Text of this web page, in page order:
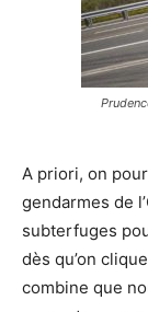
A priori, on
gendarmes de
subterfuges
dès qu’on
combine que